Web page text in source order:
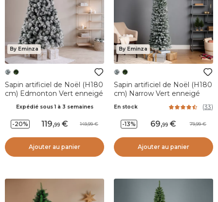
By Eminza
Sapin artificiel de Noël (H180
cm) Edmonton Vert enneigé
Expédié sous 1 à 3 semaines
-20% 119,99 149,99
Ajouter au panier
By Eminza
Sapin artificiel de Noël (H180
cm) Narrow Vert enneigé
En stock (33)
-13% 69,99 79,99
Ajouter au panier